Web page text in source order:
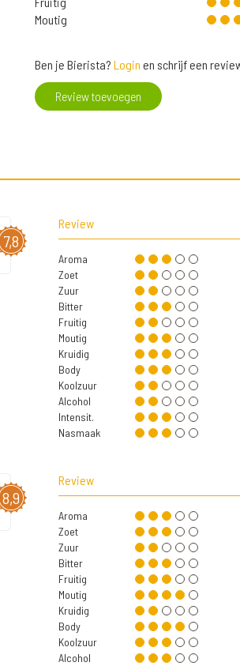
Moutig
Ben je Bierista? Login en schrijf een
Review toevoegen
7,8
Review
Aroma
Zoet
Zuur
Bitter
Fruitig
Moutig
Kruidig
Body
Koolzuur
Alcohol
Intensit.
Nasmaak
8,9
Review
Aroma
Zoet
Zuur
Bitter
Fruitig
Moutig
Kruidig
Body
Koolzuur
Alcohol